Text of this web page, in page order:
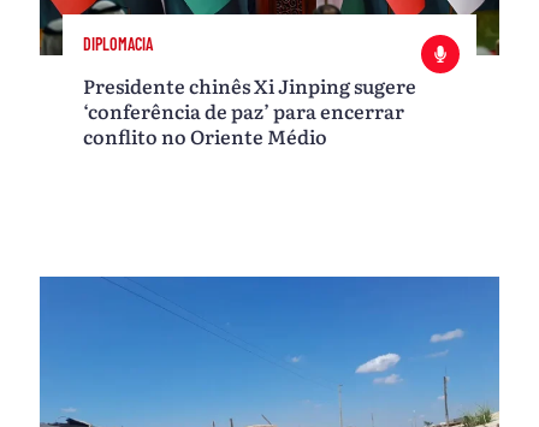
DIPLOMACIA
Presidente chinês Xi Jinping sugere
‘conferência de paz’ para encerrar
conflito no Oriente Médio